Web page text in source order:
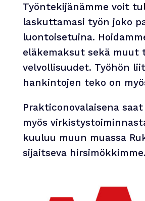
Työntekijänämme voit
laskuttamasi työn joko
luontoisetuina.
eläkemaksut sekä muut
velvollisuudet. Työhön
hankintojen teko on
Prakticonovalaisena
myös
kuuluu muun muassa
sijaitseva hirsimökkimme.